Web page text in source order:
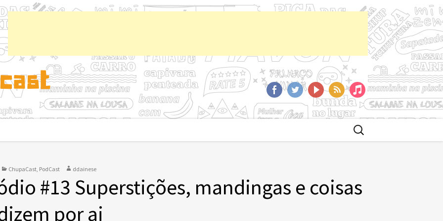
FacebookTwitterYoutTubeRSS iTunes
Buscar
por:
ChupaCast, PodCast ddainese
#13 Superstições, mandingas e coisas
por ai